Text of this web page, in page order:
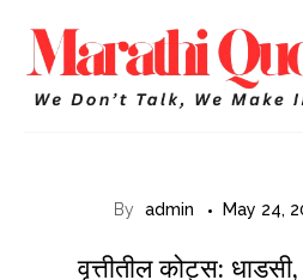
By admin May 24,
वृत्तीतील कोट्स: